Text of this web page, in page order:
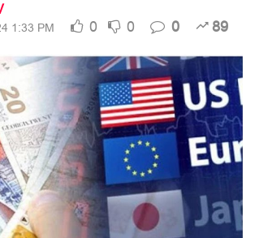
1:33 PM 0 0 0 89